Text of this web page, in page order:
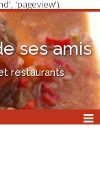
'pageview');
ses amis
restaurants